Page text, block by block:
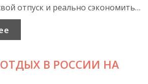
отпуск и реально сэкономить.
хитрости раннего бронирования,
и лайфхаки для семей с
не хочет оставлять в
зарплату.
В РОССИИ НА